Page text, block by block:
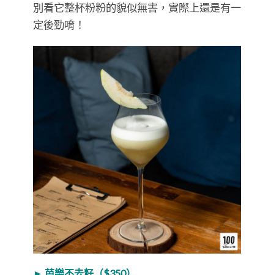
別看它整杯粉粉的貌似無害，實際上還是有一
定後勁唷！